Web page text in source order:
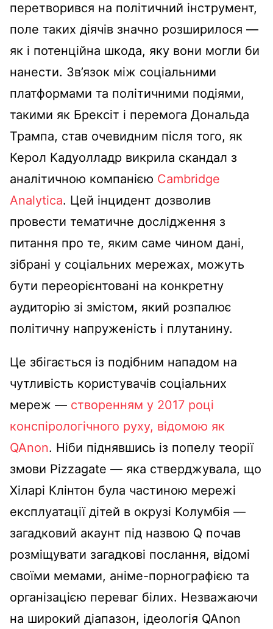
перетворився на політичний інструмент,
поле таких діячів значно розширилося —
як і потенційна шкода, яку вони могли би
нанести. Зв’язок між соціальними
платформами та політичними подіями,
такими як Брексіт і перемога Дональда
Трампа, став очевидним після того, як
Керол Кадуолладр викрила скандал з
аналітичною компанією Cambridge
Analytica. Цей інцидент дозволив
провести тематичне дослідження з
питання про те, яким саме чином дані,
зібрані у соціальних мережах, можуть
бути переорієнтовані на конкретну
аудиторію зі змістом, який розпалює
політичну напруженість і плутанину.
Це збігається із подібним нападом на
чутливість користувачів соціальних
мереж — створенням у 2017 році
конспірологічного руху, відомою як
QAnon. Ніби піднявшись із попелу теорії
змови Pizzagate — яка стверджувала, що
Хіларі Клінтон була частиною мережі
експлуатації дітей в окрузі Колумбія —
загадковий акаунт під назвою Q почав
розміщувати загадкові послання, відомі
своїми мемами, аніме-порнографією та
організацією переваг білих. Незважаючи
на широкий діапазон, ідеологія QAnon